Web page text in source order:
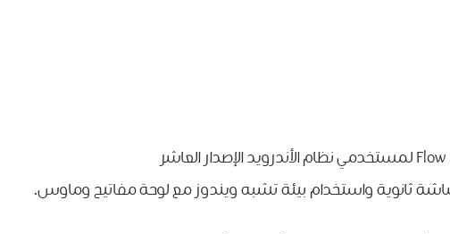
ﺛﺎﻧﻮﻳﺔ ﻭﺍﺳﺘﺨﺪﺍﻡ ﺑﻴﺌﺔ ﺗﺸﺒﻪ ﻭﻳﻨﺪﻭﺯ ﻣﻊ ﻟﻮﺣﺔ ﻣﻔﺎﺗﻴﺢ ﻭﻣﺎﻭﺱ.